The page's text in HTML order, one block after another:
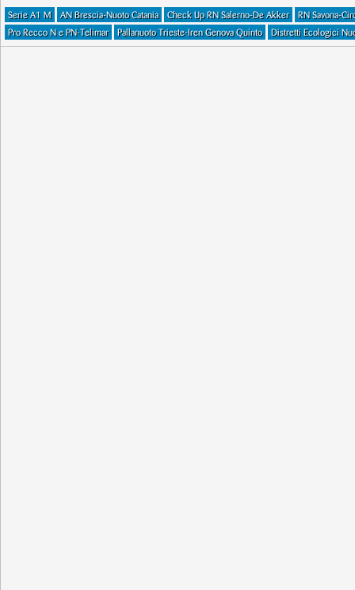
Serie A1 M AN Brescia-Nuoto Catania Check Up RN Salerno-De Akker
RN Savona-
Pro Recco N e PN-Telimar
Pallanuoto Trieste-Iren Genova Quinto Distretti Ecologici